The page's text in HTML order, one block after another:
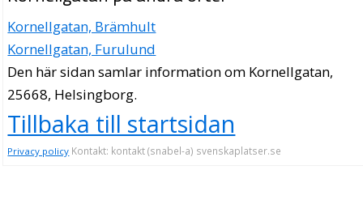
Kornellgatan, Brämhult
Kornellgatan, Furulund
Den här sidan samlar information om Kornellgatan,
25668, Helsingborg.
Tillbaka till startsidan
Privacy policy Kontakt: kontakt (snabel-a) svenskaplatser.se